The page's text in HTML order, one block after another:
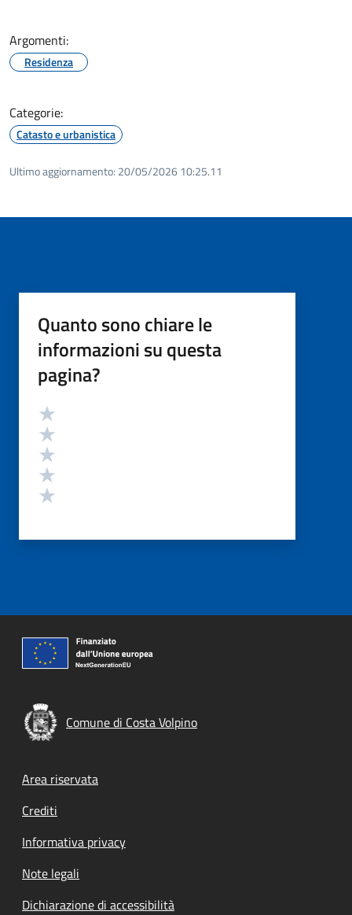
Argomenti:
Residenza
Categorie:
Catasto e urbanistica
Ultimo aggiornamento: 20/05/2026 10:25.11
Quanto sono chiare le
informazioni su questa
pagina?
Valutazione
Comune di Costa Volpino
Footer menu
Area riservata
Crediti
Informativa privacy
Note legali
Dichiarazione di accessibilità